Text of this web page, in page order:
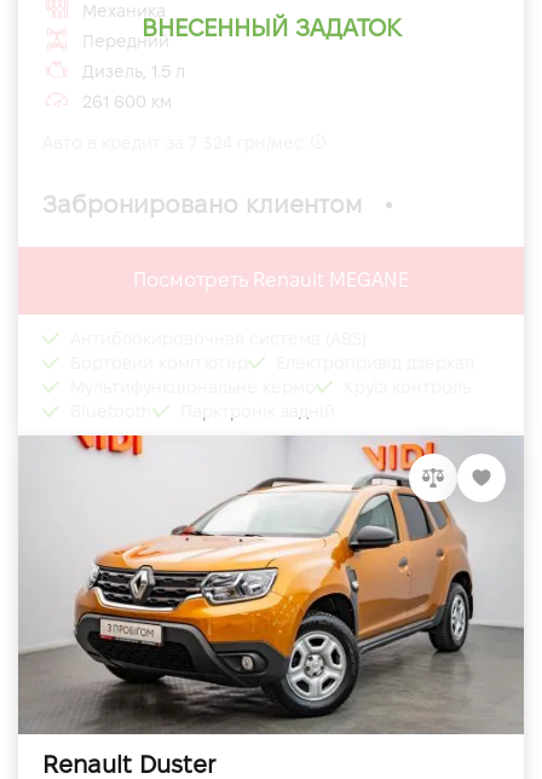
ВНЕСЕННЫЙ ЗАДАТОК
Механика
Передний
Дизель, 1.5 л
261 600 км
Забронировано клиентом
Посмотреть Renault MEGANE
Renault Duster